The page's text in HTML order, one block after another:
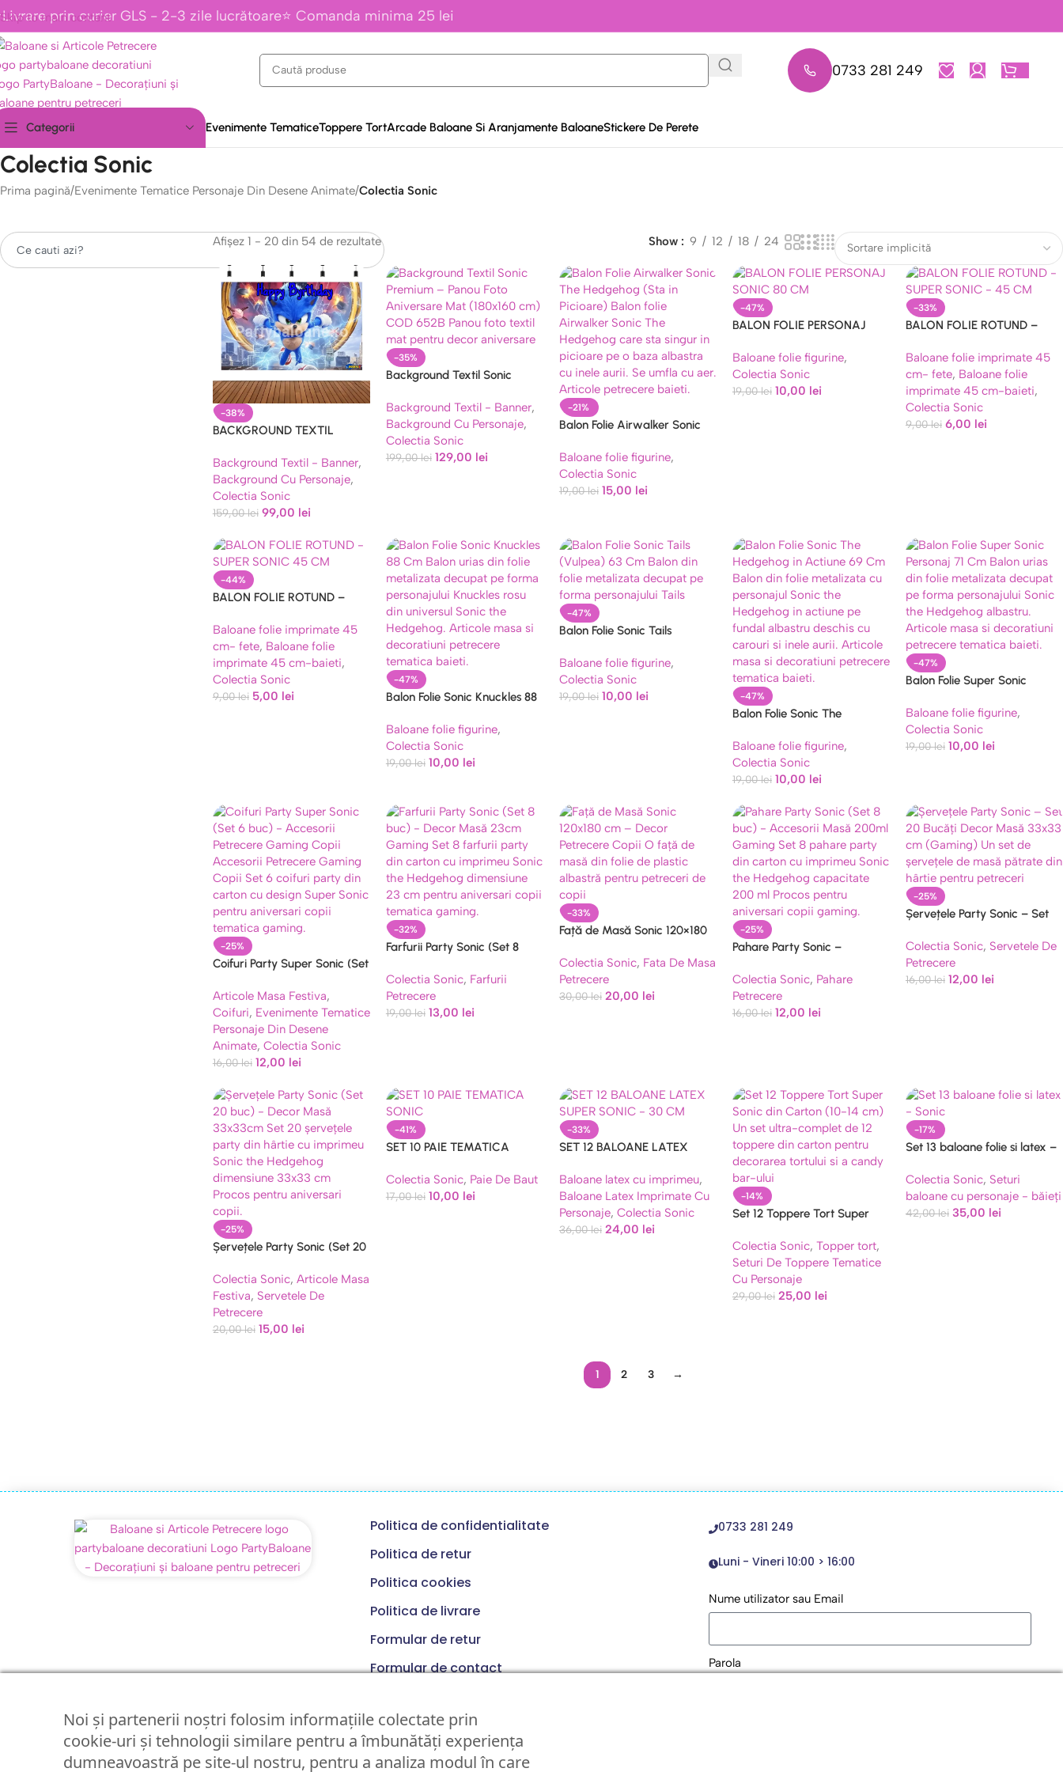
Skip to main contentprin curier GLS - 2-3 zile lucrătoare⭐ Comanda minima 25 lei
0733 281 249
Categorii Evenimente TematiceToppere TortArcade Baloane Si Aranjamente BaloaneStickere De Perete
Colectia Sonic
Prima pagină/Evenimente Tematice Personaje Din Desene Animate/Colectia Sonic
Caută
Afișez 1 - 20 din 54 de rezultate Show 9 12 18 24
-38%
BACKGROUND TEXTIL
ARCADA SUPER SONIC –
COD 229B
Background Textil - Banner,
Background Cu Personaje,
Colectia Sonic
159,00lei 99,00 lei
-35%
Background Textil Sonic
Aniversare Mat (180×160 cm)
COD 652B
Background Textil - Banner,
Background Cu Personaje,
Colectia Sonic
199,00lei 129,00 lei
-21%
Balon Folie Airwalker Sonic
Picioare)
Baloane folie figurine,
Colectia Sonic
19,00lei 15,00 lei
-47%
BALON FOLIE PERSONAJ
Baloane folie figurine,
Colectia Sonic
19,00lei 10,00 lei
-33%
BALON FOLIE ROTUND –
Baloane folie imprimate 45
cm- fete, Baloane folie
imprimate 45 cm-baieti,
Colectia Sonic
9,00lei 6,00 lei
-44%
BALON FOLIE ROTUND –
Baloane folie imprimate 45
cm- fete, Baloane folie
imprimate 45 cm-baieti,
Colectia Sonic
9,00lei 5,00 lei
-47%
Balon Folie Sonic Knuckles 88
Baloane folie figurine,
Colectia Sonic
19,00lei 10,00 lei
-47%
Balon Folie Sonic Tails
Baloane folie figurine,
Colectia Sonic
19,00lei 10,00 lei -47%
Balon Folie Sonic The
Baloane folie figurine,
Colectia Sonic
19,00lei 10,00 lei
-47%
Balon Folie Super Sonic
Baloane folie figurine,
Colectia Sonic
19,00lei 10,00 lei
-25%
Coifuri Party Super Sonic (Set
Gaming Copii
Articole Masa Festiva,
Coifuri, Evenimente Tematice
Personaje Din Desene
Animate, Colectia Sonic
16,00lei 12,00 lei
-32%
Farfurii Party Sonic (Set 8
Gaming
Colectia Sonic, Farfurii
Petrecere
19,00lei 13,00 lei
-33%
Față de Masă Sonic 120×180
Colectia Sonic, Fata De Masa
Petrecere
30,00lei 20,00 lei
-25%
Pahare Party Sonic –
Gaming
Colectia Sonic, Pahare
Petrecere
16,00lei 12,00 lei
-25%
Șervețele Party Sonic – Set
cm (Gaming)
Colectia Sonic, Servetele De
Petrecere
16,00lei 12,00 lei
-25%
Șervețele Party Sonic (Set 20
Colectia Sonic, Articole Masa
Festiva, Servetele De
Petrecere
20,00lei 15,00 lei
-41%
SET 10 PAIE TEMATICA
Colectia Sonic, Paie De Baut
17,00lei 10,00 lei
-33%
SET 12 BALOANE LATEX
Baloane latex cu imprimeu,
Baloane Latex Imprimate Cu
Personaje, Colectia Sonic
36,00lei 24,00 lei
-14%
Set 12 Toppere Tort Super
Colectia Sonic, Topper tort,
Seturi De Toppere Tematice
Cu Personaje
29,00lei 25,00 lei
-17%
Set 13 baloane folie si latex –
Colectia Sonic, Seturi
baloane cu personaje - băieți
42,00lei 35,00 lei
1 2 3 →
Politica de confidentialitate
Politica de retur
Politica cookies
Politica de livrare
Formular de retur
Formular de contact
0733 281 249
Luni - Vineri 10:00 > 16:00
Nume utilizator sau Email
Parola
Noi și partenerii noștri folosim informațiile colectate prin
cookie-uri și tehnologii similare pentru a îmbunătăți experiența
dumneavoastră pe site-ul nostru, pentru a analiza modul în care